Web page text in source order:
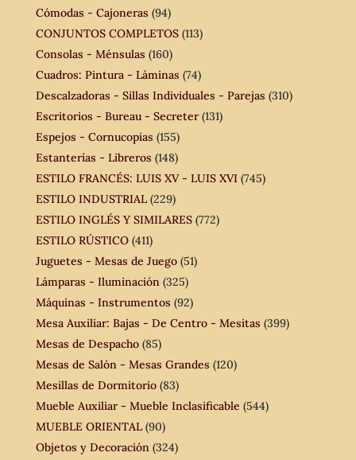
Cómodas - Cajoneras (94)
CONJUNTOS COMPLETOS (113)
Consolas - Ménsulas (160)
Cuadros: Pintura - Láminas (74)
Descalzadoras - Sillas Individuales - Parejas (310)
Escritorios - Bureau - Secreter (131)
Espejos - Cornucopias (155)
Estanterías - Libreros (148)
ESTILO FRANCÉS: LUIS XV - LUIS XVI (745)
ESTILO INDUSTRIAL (229)
ESTILO INGLÉS Y SIMILARES (772)
ESTILO RÚSTICO (411)
Juguetes - Mesas de Juego (51)
Lámparas - Iluminación (325)
Máquinas - Instrumentos (92)
Mesa Auxiliar: Bajas - De Centro - Mesitas (399)
Mesas de Despacho (85)
Mesas de Salón - Mesas Grandes (120)
Mesillas de Dormitorio (83)
Mueble Auxiliar - Mueble Inclasificable (544)
MUEBLE ORIENTAL (90)
Objetos y Decoración (324)